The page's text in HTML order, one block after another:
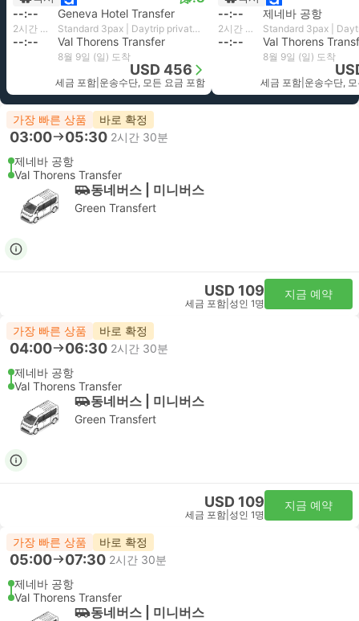
--:-- Geneva Hotel Transfer
2시간 31분 Standard 3pax | Daytrip private transfer with English speaking driver
--:-- Val Thorens Transfer
8월 9일 (일) 도착
USD 456
세금 포함 운송수단, 모든 요금 포함
--:--
제네바 공항
2시간 30분
--:-- Val Thorens
8월 9일 (일) 도착
세금 포함 운송수단,
가장 빠른 상품 바로 확정
03:00 05:30 2시간 30분
제네바 공항
Val Thorens Transfer
동네버스 | 미니버스
Green Transfert
USD 109
세금 포함 성인 1명
지금 예약
가장 빠른 상품 바로 확정
04:00 06:30 2시간 30분
제네바 공항
Val Thorens Transfer
동네버스 | 미니버스
Green Transfert
USD 109
세금 포함 성인 1명
지금 예약
가장 빠른 상품 바로 확정
05:00 07:30 2시간 30분
제네바 공항
Val Thorens Transfer
동네버스 | 미니버스